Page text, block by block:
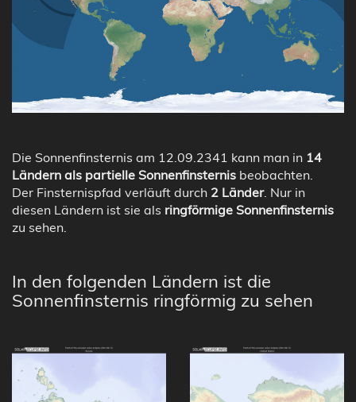
Die Sonnenfinsternis am 12.09.2341 kann man in 14
Ländern als partielle Sonnenfinsternis beobachten.
Der Finsternispfad verläuft durch 2 Länder. Nur in
diesen Ländern ist sie als ringförmige Sonnenfinsternis
zu sehen.
In den folgenden Ländern ist die
Sonnenfinsternis ringförmig zu sehen